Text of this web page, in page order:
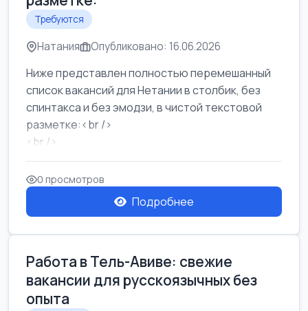
Требуются
Натания Опубликовано: 16.06.2026
Ниже представлен полностью перемешанный
список вакансий для Нетании в столбик, без
спинтакса и без эмодзи, в чистой текстовой
разметке:<br />
<br />
Работа в Нетании на мебельном производстве:
требу...
0 просмотров
Подробнее
Работа в Тель-Авиве: свежие
вакансии для русскоязычных без
опыта